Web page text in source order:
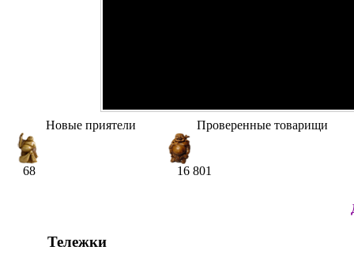
Новые приятели
68
Проверенные товарищи
16 801
Тележки